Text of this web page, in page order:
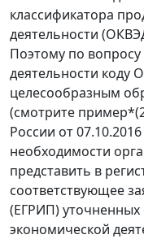
классификатора
деятельности
Поэтому по вопросу
деятельности коду
целесообразным
(смотрите
России от
необходимости
представить в
соответствующее
(ЕГРИП) уточненных
экономической